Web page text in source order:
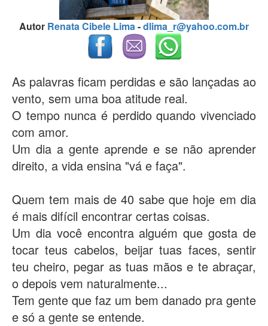
Autor Renata Cibele Lima-dlima_r@yahoo.com.br
As palavras ficam perdidas e são lançadas ao
vento, sem uma boa atitude real.
O tempo nunca é perdido quando vivenciado
com amor.
Um dia a gente aprende e se não aprender
direito, a vida ensina "vá e faça".
Quem tem mais de 40 sabe que hoje em dia
é mais difícil encontrar certas coisas.
Um dia você encontra alguém que gosta de
tocar teus cabelos, beijar tuas faces, sentir
teu cheiro, pegar as tuas mãos e te abraçar,
o depois vem naturalmente...
Tem gente que faz um bem danado pra gente
e só a gente se entende.